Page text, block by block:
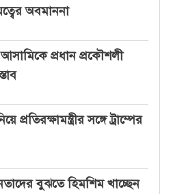
অবমাননা
প্রধান প্রকৌশলী
প্রতিরক্ষামন্ত্রীর সঙ্গে ট্রাম্পের
বুঝতে হিমশিম খাচ্ছেন